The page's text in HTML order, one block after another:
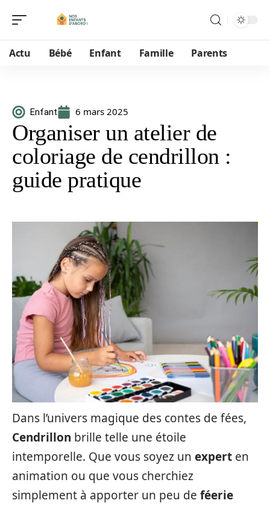
Actu Bébé Enfant Famille Parents
Enfant 6 mars 2025
Organiser un atelier de
coloriage de cendrillon :
guide pratique
Dans l’univers magique des contes de fées,
Cendrillon brille telle une étoile
intemporelle. Que vous soyez un expert en
animation ou que vous cherchiez
simplement à apporter un peu de féerie